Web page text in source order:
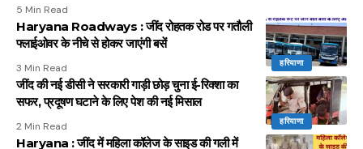
5 Min Read
हरियाणा
Haryana Roadways : जींद रोहतक रोड पर गतौली
फ्लाईओवर के नीचे से होकर जाएंगी बसें
3 Min Read
हरियाणा
जींद की नई डीसी ने सरकारी गाड़ी छोड़ चुना ई-रिक्शा का
सफर, प्रदूषण घटाने के लिए पेश की नई मिसाल
2 Min Read
Haryana : जींद में महिला कॉलेज के साइड की गली में